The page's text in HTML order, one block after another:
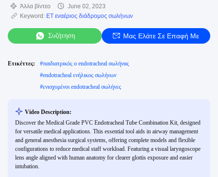
Άλλα βίντεο
June 02, 2023
Keyword: ET εναέριος διάδρομος σωλήνων
Συζήτηση Μας Ελάτε Σε Επαφή Με
Ετικέττες: #παιδιατρικός ο endotracheal σωλήνας
#endotracheal ενήλικος σωλήνων
#ενισχυμένοι endotracheal σωλήνες
Video Description:
Discover the Medical Grade PVC Endotracheal Tube Combination Kit, designed
for versatile medical applications. This essential tool aids in airway management
and general anesthesia surgical systems, offering complete models and flexible
configurations to reduce medical staff workload. Featuring a visual laryngoscope
lens angle aligned with human anatomy for clearer glottis exposure and easier
intubation.